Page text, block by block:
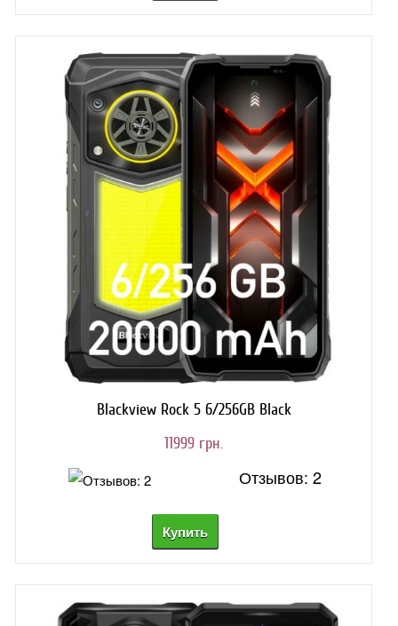
Blackview Rock 5 6/256GB Black
11999 грн.
Отзывов: 2